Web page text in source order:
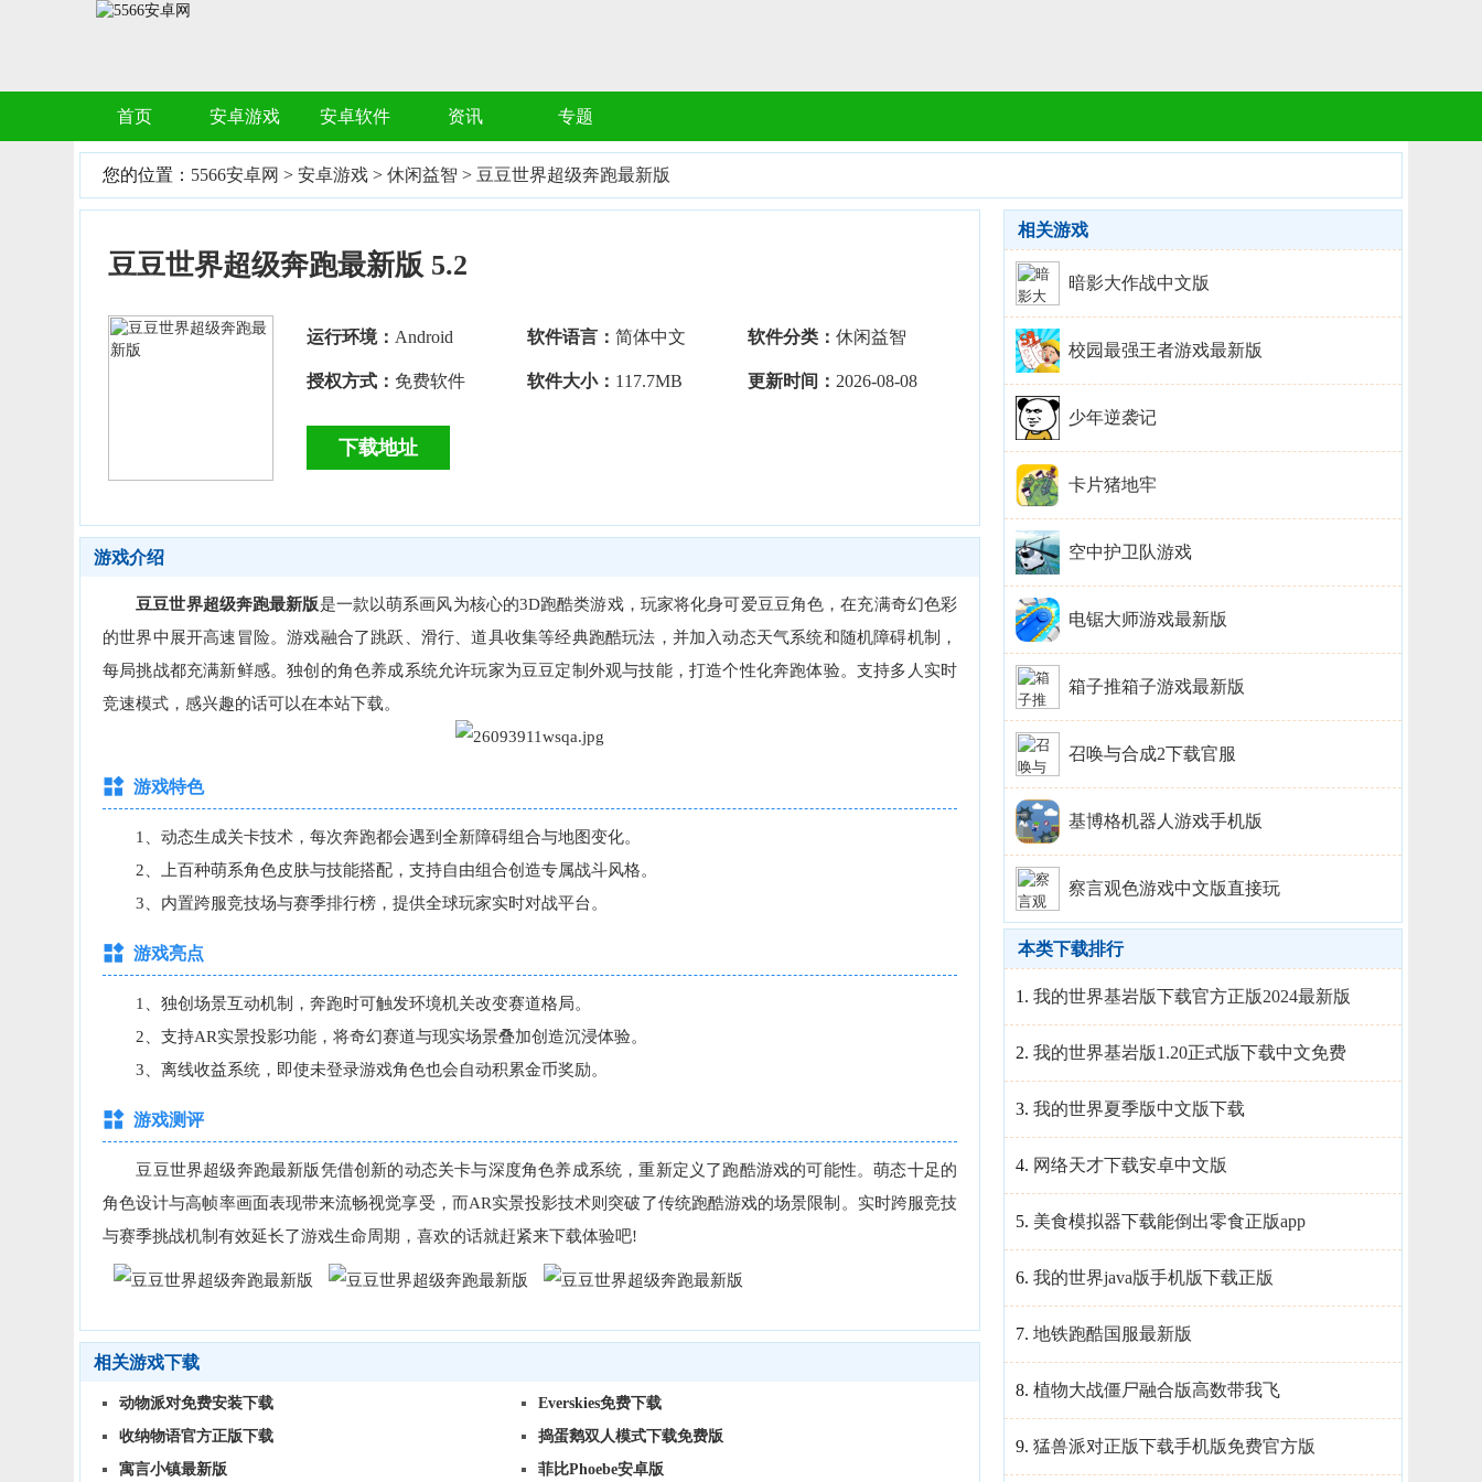
首页 安卓游戏 安卓软件 资讯 专题
您的位置： 5566安卓网 > 安卓游戏 > 休闲益智 > 豆豆世界超级奔跑最新版
豆豆世界超级奔跑最新版 5.2
运行环境： Android 软件语言： 简体中文 软件分类： 休闲益智
授权方式： 免费软件 软件大小： 117.7MB 更新时间： 2026-08-08
下载地址
游戏介绍
豆豆世界超级奔跑最新版是一款以萌系画风为核心的3D跑酷类游戏，玩家将化身可爱豆豆角色，在充满奇幻色彩
的世界中展开高速冒险。游戏融合了跳跃、滑行、道具收集等经典跑酷玩法，并加入动态天气系统和随机障碍机制，
每局挑战都充满新鲜感。独创的角色养成系统允许玩家为豆豆定制外观与技能，打造个性化奔跑体验。支持多人实时
竞速模式，感兴趣的话可以在本站下载。
游戏特色
1、动态生成关卡技术，每次奔跑都会遇到全新障碍组合与地图变化。
2、上百种萌系角色皮肤与技能搭配，支持自由组合创造专属战斗风格。
3、内置跨服竞技场与赛季排行榜，提供全球玩家实时对战平台。
游戏亮点
1、独创场景互动机制，奔跑时可触发环境机关改变赛道格局。
2、支持AR实景投影功能，将奇幻赛道与现实场景叠加创造沉浸体验。
3、离线收益系统，即使未登录游戏角色也会自动积累金币奖励。
游戏测评
豆豆世界超级奔跑最新版凭借创新的动态关卡与深度角色养成系统，重新定义了跑酷游戏的可能性。萌态十足的
角色设计与高帧率画面表现带来流畅视觉享受，而AR实景投影技术则突破了传统跑酷游戏的场景限制。实时跨服竞技
与赛季挑战机制有效延长了游戏生命周期，喜欢的话就赶紧来下载体验吧!
相关游戏下载
动物派对免费安装下载
Everskies免费下载
收纳物语官方正版下载
捣蛋鹅双人模式下载免费版
寓言小镇最新版
菲比Phoebe安卓版
相关游戏
暗影大作战中文版
校园最强王者游戏最新版
少年逆袭记
卡片猪地牢
空中护卫队游戏
电锯大师游戏最新版
箱子推箱子游戏最新版
召唤与合成2下载官服
基博格机器人游戏手机版
察言观色游戏中文版直接玩
本类下载排行
1. 我的世界基岩版下载官方正版2024最新版
2. 我的世界基岩版1.20正式版下载中文免费
3. 我的世界夏季版中文版下载
4. 网络天才下载安卓中文版
5. 美食模拟器下载能倒出零食正版app
6. 我的世界java版手机版下载正版
7. 地铁跑酷国服最新版
8. 植物大战僵尸融合版高数带我飞
9. 猛兽派对正版下载手机版免费官方版